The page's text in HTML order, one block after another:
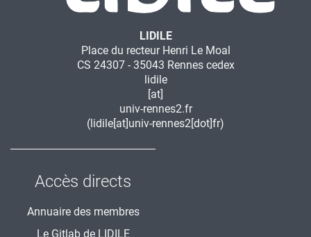
LIDILE
Place du recteur Henri Le Moal
CS 24307 - 35043 Rennes cedex
lidile
[at]
univ-rennes2.fr
(lidile[at]univ-rennes2[dot]fr)
Accès directs
Annuaire des membres
Le Gitlab de LIDILE